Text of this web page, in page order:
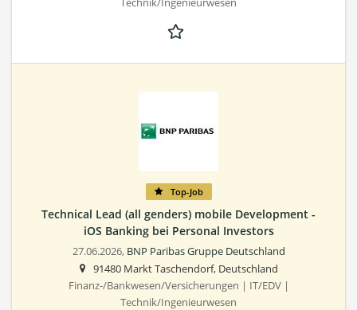
Top-Job
Technical Lead (all genders) mobile Development -
iOS Banking bei Personal Investors
27.06.2026, BNP Paribas Gruppe Deutschland
91480 Markt Taschendorf, Deutschland
Finanz-/Bankwesen/Versicherungen | IT/EDV |
Technik/Ingenieurwesen